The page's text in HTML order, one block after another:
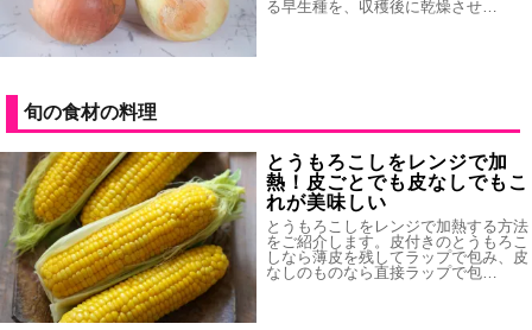
る早生種を、収穫後に乾燥させ…
旬の食材の料理
とうもろこしをレンジで加
熱！皮ごとでも皮なしでもこ
れが美味しい
とうもろこしをレンジで加熱する方法
をご紹介します。皮付きのとうもろこ
しなら薄皮を残してラップで包み、皮
なしのものなら直接ラップで包…